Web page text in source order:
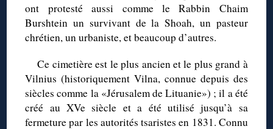
ont protesté aussi comme le Rabbin Chaim
Burshtein un survivant de la Shoah, un pasteur
chrétien, un urbaniste, et beaucoup d’autres.
Ce cimetière est le plus ancien et le plus grand à
Vilnius (historiquement Vilna, connue depuis des
siècles comme la «Jérusalem de Lituanie») ; il a été
créé au XVe siècle et a été utilisé jusqu’à sa
fermeture par les autorités tsaristes en 1831. Connu